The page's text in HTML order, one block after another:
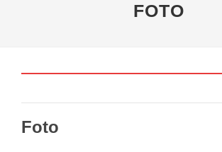
FOTO
Foto